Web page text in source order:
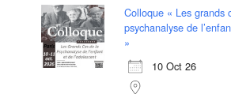
Colloque « Les grands
psychanalyse de
»
10 Oct 26